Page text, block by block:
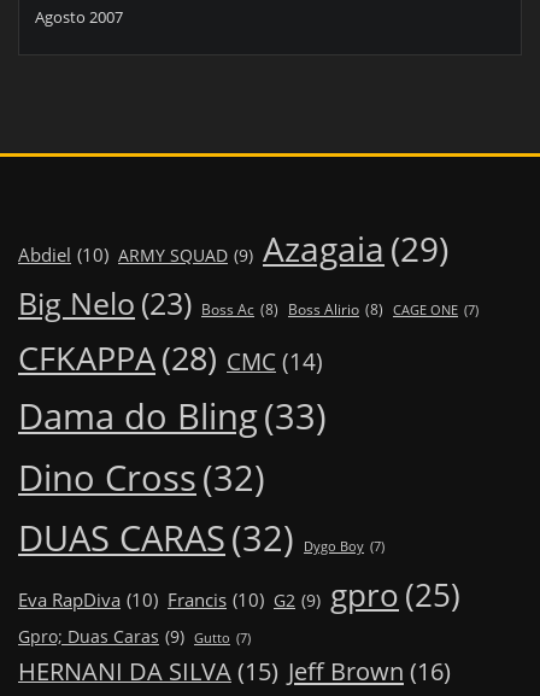
Agosto 2007
Abdiel (10) ARMY SQUAD (9) Azagaia (29)
Big Nelo (23) Boss Ac (8) Boss Alirio (8) CAGE ONE (7)
CFKAPPA(28) CMC (14)
Dama do Bling(33)
Dino Cross(32)
DUAS CARAS(32) Dygo Boy (7)
Eva RapDiva (10) Francis (10) G2 (9) gpro(25)
Gpro; Duas Caras (9) Gutto (7)
HERNANI DA SILVA(15) Jeff Brown (16)